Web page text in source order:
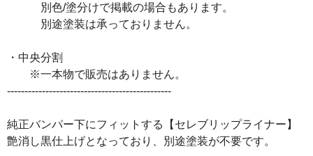
別色/塗分けで掲載の場合もあります。
別途塗装は承っておりません。
・中央分割
※一本物で販売はありません。
-----------------------------------------------
純正バンパー下にフィットする【セレブリップライナー】
艶消し黒仕上げとなっており、別途塗装が不要です。